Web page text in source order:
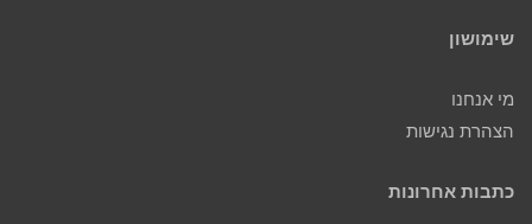
שימושון
מי אנחנו
הצהרת נגישות
כתבות אחרונות